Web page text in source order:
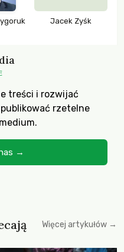
Jacek Zyśk
treści i rozwijać
rzetelne
→
Więcej artykułów →